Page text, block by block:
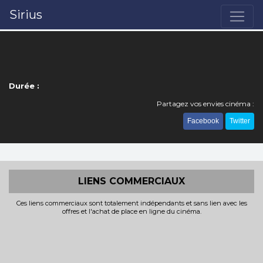
Sirius
Durée :
Partagez vos envies cinéma :
Facebook Twitter
LIENS COMMERCIAUX
Ces liens commerciaux sont totalement indépendants et sans lien avec les
offres et l'achat de place en ligne du cinéma.